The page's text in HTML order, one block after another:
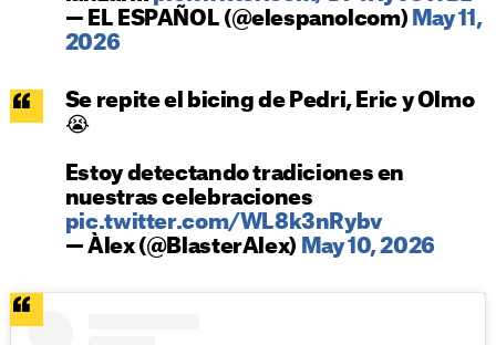
— EL ESPAÑOL (@elespanolcom) May 11,
2026
Se repite el bicing de Pedri, Eric y Olmo
😭
Estoy detectando tradiciones en
nuestras celebraciones
pic.twitter.com/WL8k3nRybv
— Àlex (@BlasterAlex) May 10, 2026